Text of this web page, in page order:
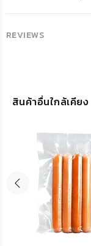
REVIEWS
สินค้าอื่นใกล้เคียง